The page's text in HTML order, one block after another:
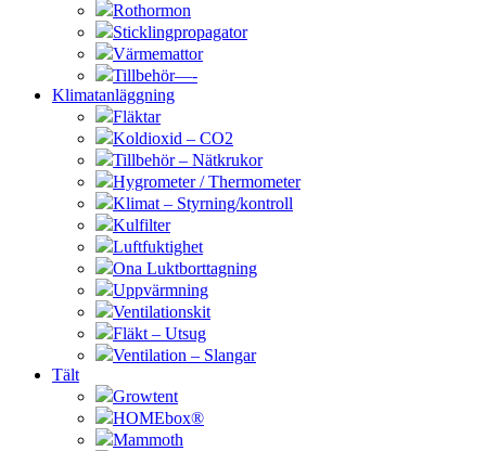
Rothormon
Sticklingpropagator
Värmemattor
Tillbehör—-
Klimatanläggning
Fläktar
Koldioxid – CO2
Tillbehör – Nätkrukor
Hygrometer / Thermometer
Klimat – Styrning/kontroll
Kulfilter
Luftfuktighet
Ona Luktborttagning
Uppvärmning
Ventilationskit
Fläkt – Utsug
Ventilation – Slangar
Tält
Growtent
HOMEbox®
Mammoth